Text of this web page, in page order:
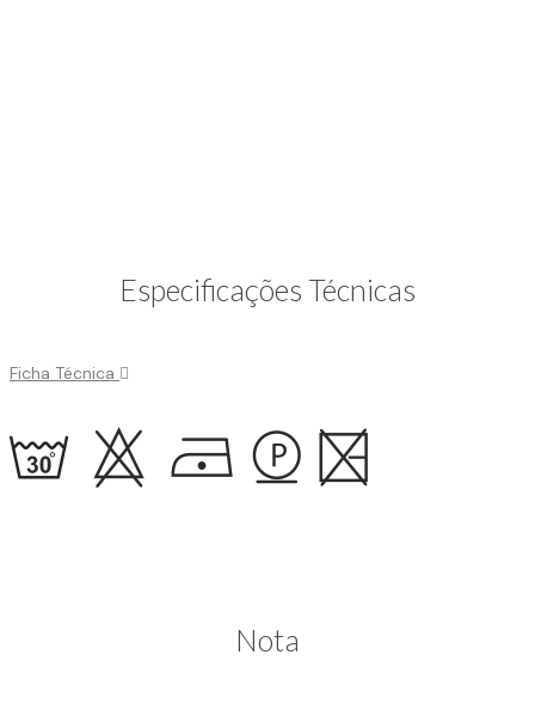
Especificações Técnicas
Ficha Técnica
Nota